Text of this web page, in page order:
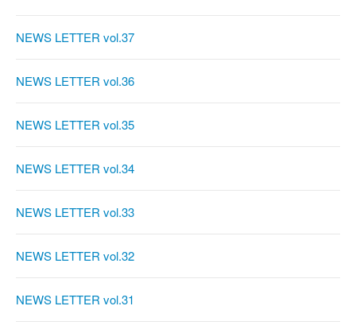
NEWS LETTER vol.37
NEWS LETTER vol.36
NEWS LETTER vol.35
NEWS LETTER vol.34
NEWS LETTER vol.33
NEWS LETTER vol.32
NEWS LETTER vol.31